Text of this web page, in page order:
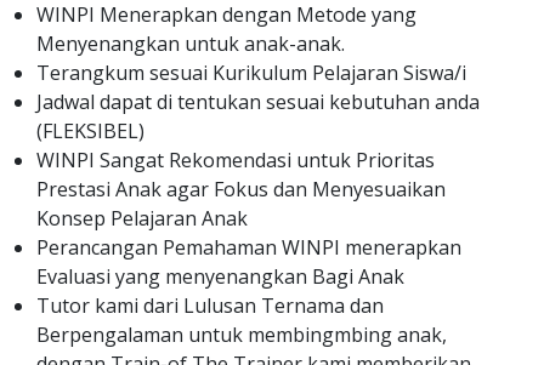
WINPI Menerapkan dengan Metode yang
Menyenangkan untuk anak-anak.
Terangkum sesuai Kurikulum Pelajaran Siswa/i
Jadwal dapat di tentukan sesuai kebutuhan anda
(FLEKSIBEL)
WINPI Sangat Rekomendasi untuk Prioritas
Prestasi Anak agar Fokus dan Menyesuaikan
Konsep Pelajaran Anak
Perancangan Pemahaman WINPI menerapkan
Evaluasi yang menyenangkan Bagi Anak
Tutor kami dari Lulusan Ternama dan
Berpengalaman untuk membingmbing anak,